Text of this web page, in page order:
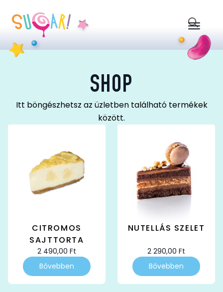
Search
for:
SHOP
Itt böngészhetsz az üzletben található termékek
között.
CITROMOS
SAJTTORTA
2 490,00 Ft
Bővebben
NUTELLÁS SZELET
2 290,00 Ft
Bővebben